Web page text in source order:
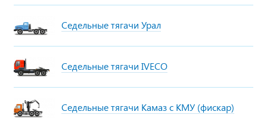
Седельные тягачи Урал
Седельные тягачи IVECO
Седельные тягачи Камаз с КМУ (фискар)